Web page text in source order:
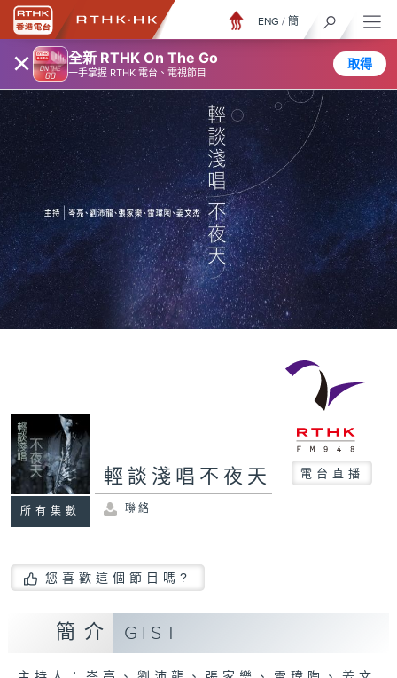
× 全新 RTHK On The Go
一手掌握 RTHK 電台、電視節目
取得
ENG / 簡
所有集數
輕談淺唱不夜天 電台直播
聯絡
您喜歡這個節目嗎?
簡介 GIST